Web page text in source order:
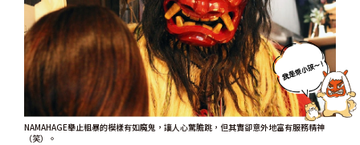
NAMAHAGE舉止粗暴的模樣有如魔鬼，讓人心驚膽跳，但其實卻意外地富有服務精神
（笑）。